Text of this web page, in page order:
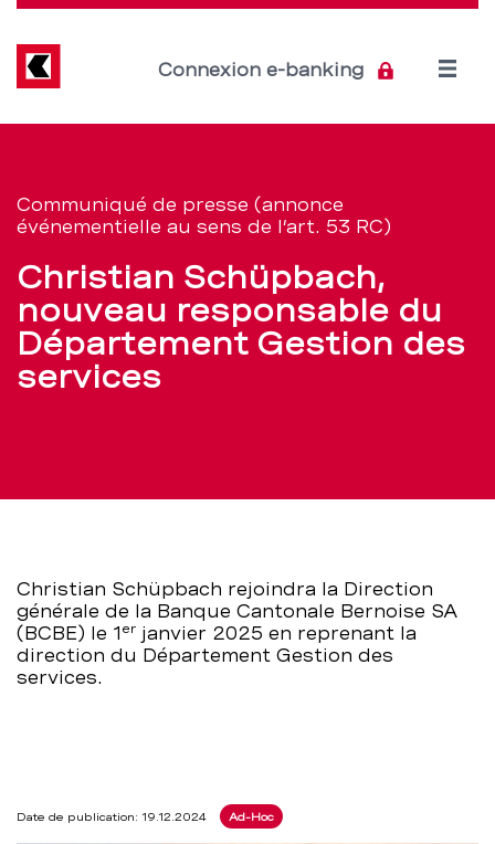
Schüpbach,
nouveau
responsable
du
Département
des
–
BCBE
Direkt
Inhalt
Connexion e-banking
Open
navigation
de
service
Communiqué de presse (annonce
événementielle au sens de l’art. 53 RC)
Christian Schüpbach,
nouveau responsable du
Département Gestion des
services
Christian Schüpbach rejoindra la Direction
générale de la Banque Cantonale Bernoise SA
(BCBE) le 1 er janvier 2025 en reprenant la
direction du Département Gestion des
services.
Date de publication: 19.12.2024 Ad-Hoc